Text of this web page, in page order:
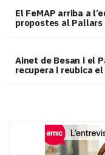
El FeMAP arriba a
propostes al Pallars
Ainet de Besan i el
recupera i reubica